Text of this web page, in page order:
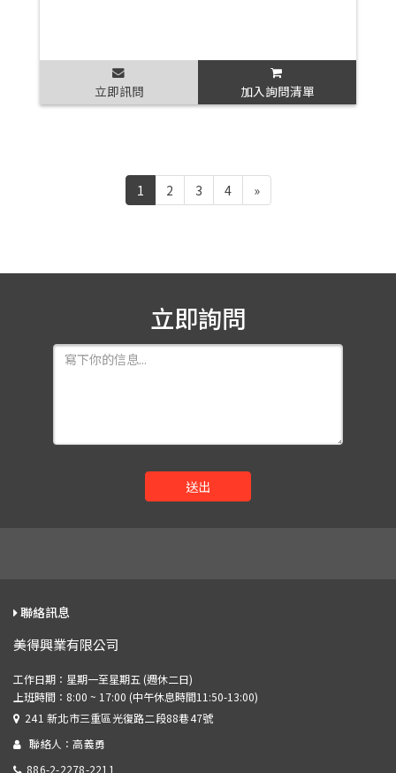
立即訊問 加入詢問清單
1 2 3 4 »
立即詢問
送出
聯絡訊息
美得興業有限公司
241 新北市三重區光復路二段88巷47號
聯絡人：高義勇
886-2-2278-2211